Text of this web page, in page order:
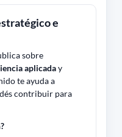
e
sobre
aplicaday
te ayuda a
contribuir para